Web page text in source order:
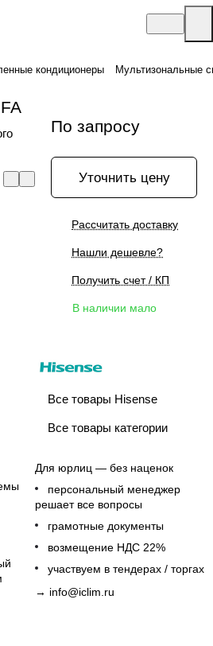
кондиционеры Мультизональные
в
По запросу
Уточнить цену
Рассчитать доставку
Нашли дешевле?
Получить счет / КП
В наличии мало
Все товары Hisense
Все товары категории
Для юрлиц — без наценок
персональный менеджер
решает все вопросы
грамотные документы
возмещение НДС 22%
участвуем в тендерах / торгах
→ info@iclim.ru